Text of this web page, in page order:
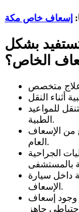
إسعاف خاص مكة
بشكل
الخاص؟
للمواعيد
الطبية.
من الإسعاف
العام.
الجراحية
داخل سيارة
الإسعاف.
وجود إسعاف